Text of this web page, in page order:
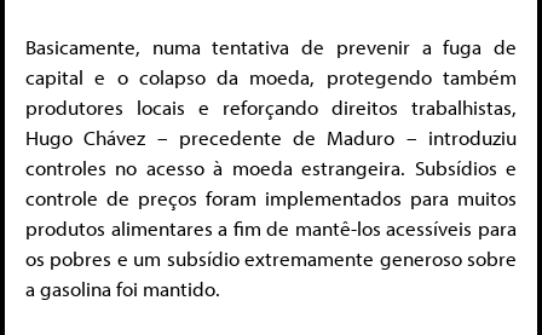
Basicamente, numa tentativa de prevenir a fuga de
capital e o colapso da moeda, protegendo também
produtores locais e reforçando direitos trabalhistas,
Hugo Chávez – precedente de Maduro – introduziu
controles no acesso à moeda estrangeira. Subsídios e
controle de preços foram implementados para muitos
produtos alimentares a fim de mantê-los acessíveis para
os pobres e um subsídio extremamente generoso sobre
a gasolina foi mantido.